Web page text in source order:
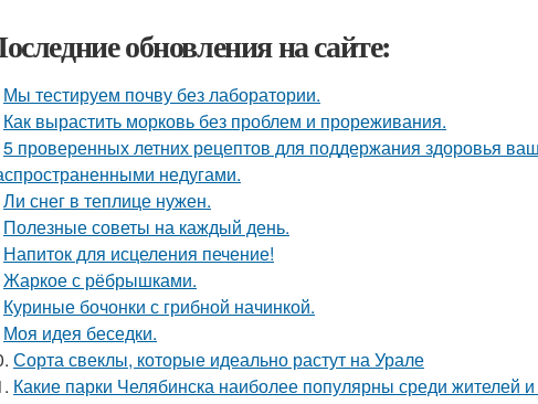
обновления на сайте:
Мы тестируем почву без лаборатории.
Как вырастить морковь без проблем и прореживания.
5 проверенных летних рецептов для поддержания здоровья
недугами.
Ли снег в теплице нужен.
Полезные советы на каждый день.
Напиток для исцеления печение!
Жаркое с рёбрышками.
Куриные бочонки с грибной начинкой.
Моя идея беседки.
Сорта свеклы, которые идеально растут на Урале
Какие парки Челябинска наиболее популярны среди жителей и